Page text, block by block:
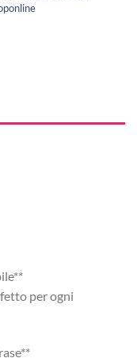
per ogni